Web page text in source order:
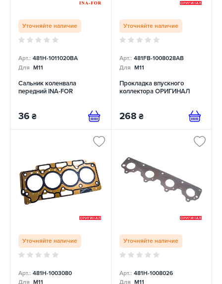
Уточняйте наличие
Арт.: 481H-1011020BA
Для M11
Сальник коленвала
передний INA-FOR
36 ₴
Уточняйте наличие
Арт.: 481FB-1008028AB
Для M11
Прокладка впускного
коллектора ОРИГИНАЛ
268 ₴
Уточняйте наличие
Арт.: 481H-1003080
Для M11
Уточняйте наличие
Арт.: 481H-1008026
Для M11